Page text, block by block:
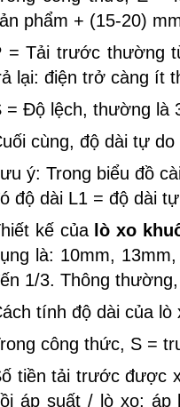
phẩm + (15-20)
= Tải trước thường
lại: điện trở càng ít
= Độ lệch, thường là
cùng, độ dài tự
ý: Trong biểu đồ
độ dài L1 = độ dài
kế của lò xo
là: 10mm,
1/3. Thông
tính độ dài của
công thức, S =
tiền tải trước được
áp suất / lò xo; áp